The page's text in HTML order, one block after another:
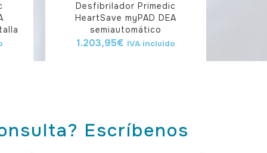
Desfibrilador Primedic
HeartSave myPAD DEA
semiautomático
1.203,95€ IVA incluido
Escríbenos